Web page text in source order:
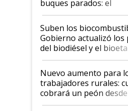
buques parados: el
funcionamiento de las
exportadoras en
la medida de fuerza de
prácticos
Suben los
Gobierno actualizó los
del biodiésel y el
Nuevo aumento para
trabajadores rurales:
cobrará un peón desde